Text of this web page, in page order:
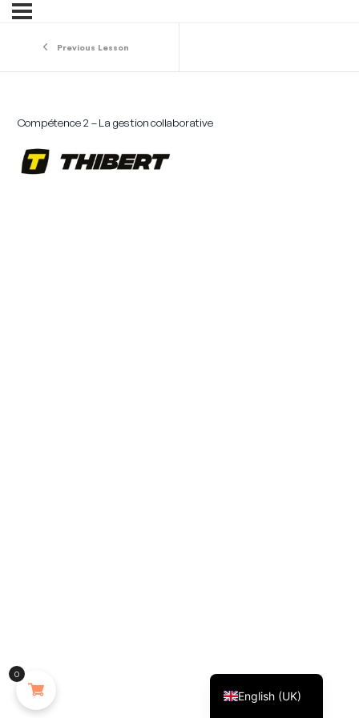
Previous Lesson
Compétence 2 – La gestion collaborative
0
English (UK)